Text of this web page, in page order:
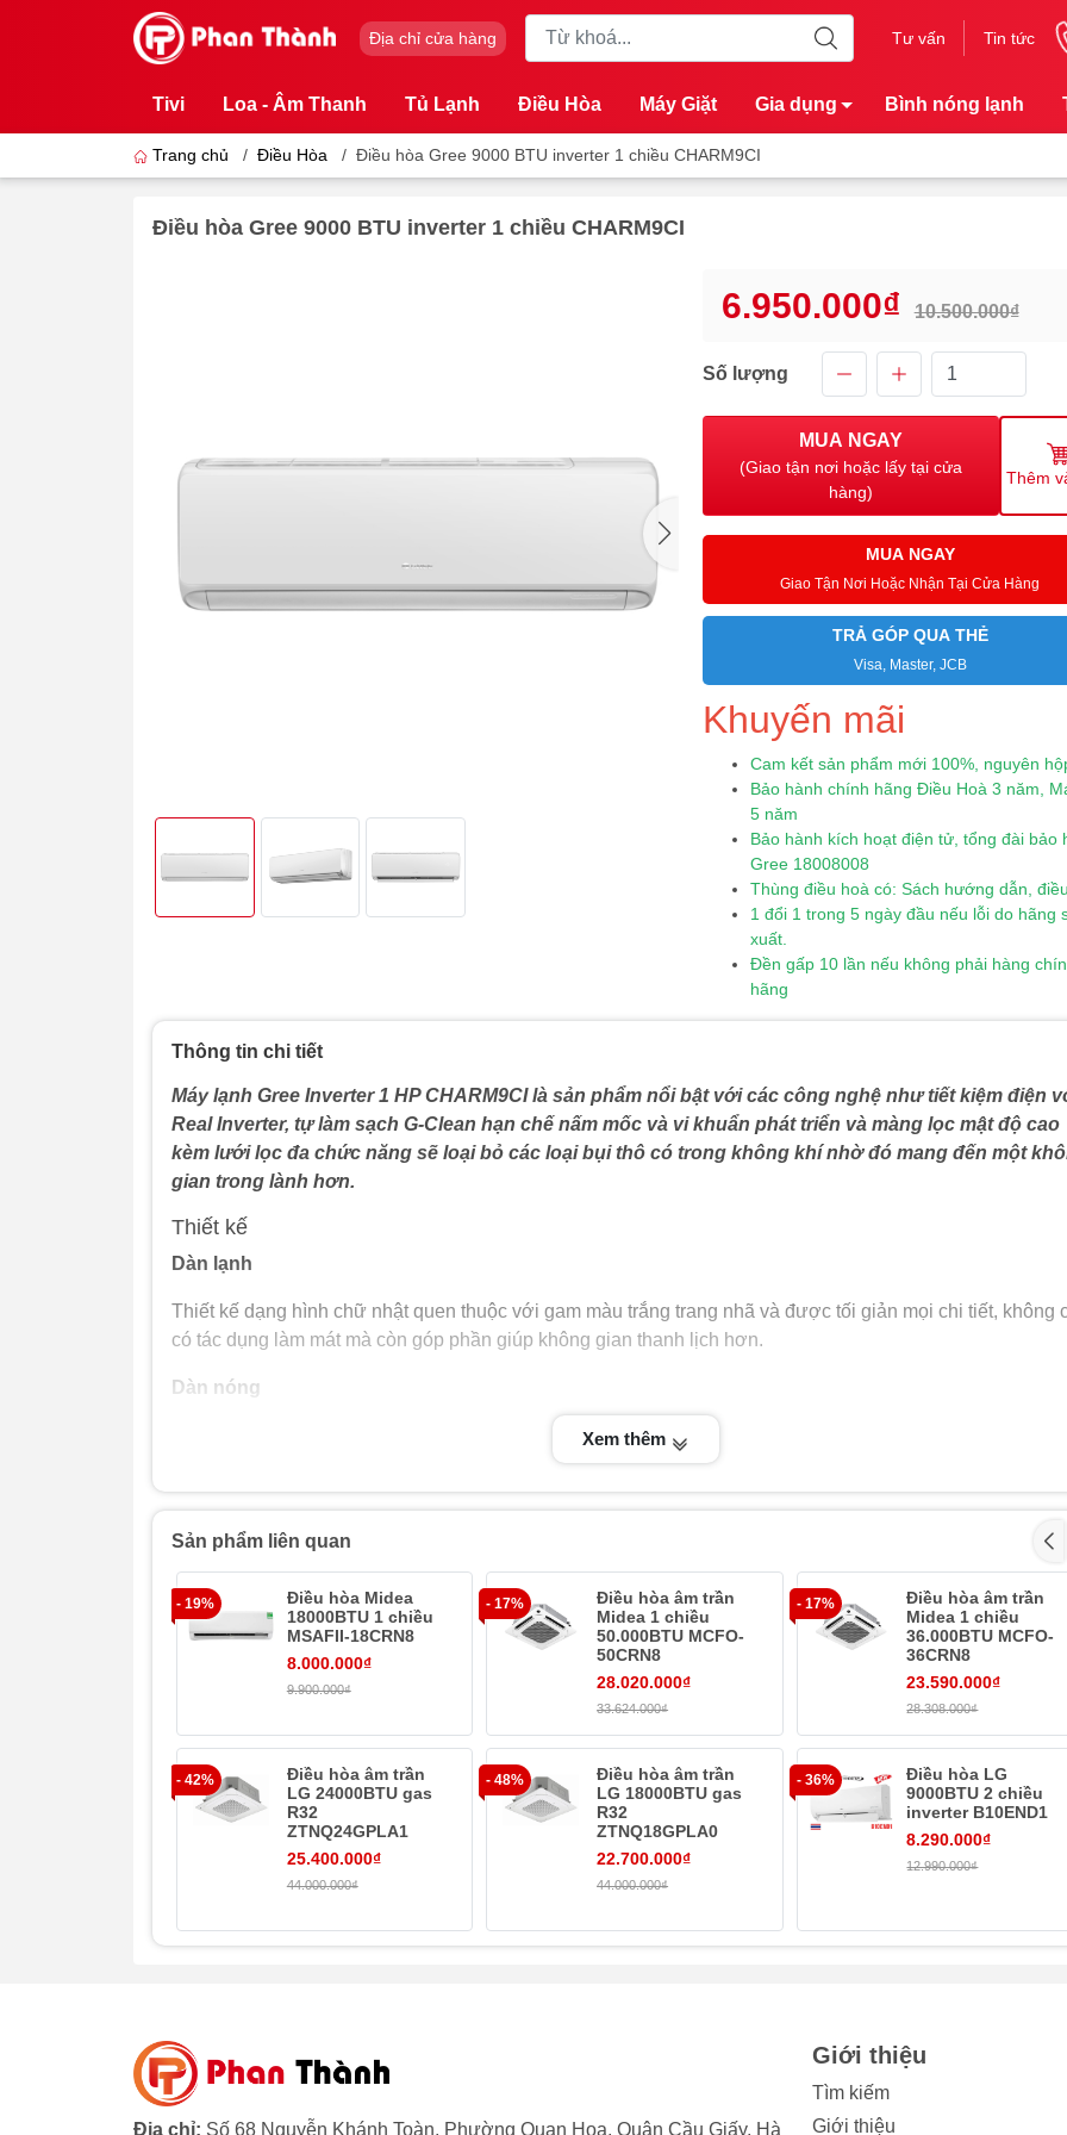
Địa chỉ cửa hàng Tư vấn Tin tức
Tivi Loa - Âm Thanh Tủ Lạnh Điều Hòa Máy Giặt Gia dụng Bình nóng lạnh
Trang chủ / Điều Hòa / Điều hòa Gree 9000 BTU inverter 1 chiều CHARM9CI
Điều hòa Gree 9000 BTU inverter 1 chiều CHARM9CI
6.950.000₫ 10.500.000₫
Số lượng
MUA NGAY
(Giao tận nơi hoặc lấy tại cửa
hàng)
Thêm
MUA NGAY
Giao Tận Nơi Hoặc Nhận Tại Cửa Hàng
TRẢ GÓP QUA THẺ
Visa, Master, JCB
Khuyến mãi
Cam kết sản phẩm mới 100%, nguyên
Bảo hành chính hãng Điều Hoà 3 năm,
5 năm
Bảo hành kích hoạt điện tử, tổng đài bảo
Gree 18008008
Thùng điều hoà có: Sách hướng dẫn,
1 đổi 1 trong 5 ngày đầu nếu lỗi do hãng
xuất.
Đền gấp 10 lần nếu không phải hàng
hãng
Thông tin chi tiết
Máy lạnh Gree Inverter 1 HP CHARM9CI là sản phẩm nổi bật với các công nghệ như tiết kiệm điện
Real Inverter, tự làm sạch G-Clean hạn chế nấm mốc và vi khuẩn phát triển và màng lọc mật độ cao
kèm lưới lọc đa chức năng sẽ loại bỏ các loại bụi thô có trong không khí nhờ đó mang đến một
gian trong lành hơn.
Thiết kế
Dàn lạnh
Thiết kế dạng hình chữ nhật quen thuộc với gam màu trắng trang nhã và được tối giản mọi chi tiết, không
có tác dụng làm mát mà còn góp phần giúp không gian thanh lịch hơn.
Dàn nóng
Có thiết kế màu trắng với lớp vỏ bằng thép chắc chắn và cứng cáp, vừa có tác dụng bảo vệ các linh kiện
trong vừa chống chịu được tác nhân từ môi trường bên ngoài như nắng, mưa,...
* Hình ảnh chỉ mang tính chất minh họa
Khả năng lọc không khí
Xem thêm
Sản phẩm liên quan
- 19%
Điều hòa Midea
18000BTU 1 chiều
MSAFII-18CRN8
8.000.000₫
9.900.000₫
- 17%
Điều hòa âm trần
Midea 1 chiều
50.000BTU MCFO-
50CRN8
28.020.000₫
33.624.000₫
- 17%
Điều hòa âm trần
Midea 1 chiều
36.000BTU MCFO-
36CRN8
23.590.000₫
28.308.000₫
- 42%
Điều hòa âm trần
LG 24000BTU gas
R32
ZTNQ24GPLA1
25.400.000₫
44.000.000₫
- 48%
Điều hòa âm trần
LG 18000BTU gas
R32
ZTNQ18GPLA0
22.700.000₫
44.000.000₫
- 36%
Điều hòa LG
9000BTU 2 chiều
inverter B10END1
8.290.000₫
12.990.000₫
Địa chỉ: Số 68 Nguyễn Khánh Toàn, Phường Quan Hoa, Quận Cầu Giấy, Hà
Giới thiệu
Tìm kiếm
Giới thiệu